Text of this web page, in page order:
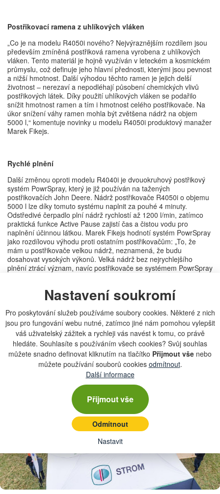
Nastavení soukromí
Pro poskytování služeb používáme soubory cookies. Některé z nich
jsou pro fungování webu nutné, zatímco jiné nám pomohou vylepšit
váš uživatelský zážitek a rychleji vás navést k tomu, co právě
hledáte. Souhlasíte s používáním všech cookies? Svůj souhlas
můžete snadno definovat kliknutím na tlačítko Přijmout vše nebo
můžete používání souborů cookies odmítnout.
Další informace
Přijmout vše
Odmítnout
Nastavit
Postřikovací ramena z uhlíkových vláken
„Co je na modelu R4050i nového? Nejvýraznějším rozdílem jsou
především zmíněná postřiková ramena vyrobena z uhlíkových
vláken. Tento materiál je hojně využíván v leteckém a kosmickém
průmyslu, což definuje jeho hlavní přednosti, kterými jsou pevnost
a nižší hmotnost. Další výhodou těchto ramen je jejich delší
životnost – nerezaví a nepodléhají působení chemických vlivů
postřikových látek. Díky použití uhlíkových vláken se podařilo
snížit hmotnost ramen a tím i hmotnost celého postřikovače. Na
úkor snížení váhy ramen mohla být zvětšena nádrž na objem
5000 l,“ komentuje novinky u modelu R4050i produktový manažer
Marek Fikejs.
Rychlé plnění
Další změnou oproti modelu R4040i je dvouokruhový postřikový
systém PowrSpray, který je již používán na tažených
postřikovačích John Deere. Nádrž postřikovače R4050i o objemu
5000 l lze díky tomuto systému naplnit za pouhé 4 minuty.
Odstředivé čerpadlo plní nádrž rychlostí až 1200 l/min, zatímco
praktická funkce Active Pause zajistí čas a čistou vodu pro
naplnění účinnou látkou. Marek Fikejs hodnotí systém PowrSpray
jako rozdílovou výhodu proti ostatním postřikovačům: „To, že
mám u postřikovače velkou nádrž, neznamená, že budu
dosahovat vysokých výkonů. Velká nádrž bez nejrychlejšího
plnění ztrácí význam, navíc postřikovače se systémem PowrSpray
údržbu. Během PowrSpray tour jsme výhody tohoto systému
všem návštěvníkům předvedli v plné parádě.“